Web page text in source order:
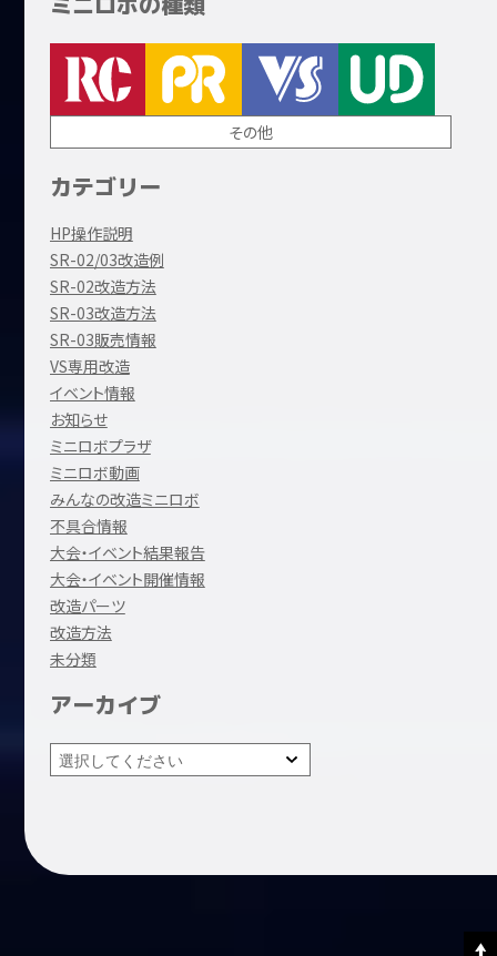
その他
カテゴリー
HP操作説明
SR-02/03改造例
SR-02改造方法
SR-03改造方法
SR-03販売情報
VS専用改造
イベント情報
お知らせ
ミニロボプラザ
ミニロボ動画
みんなの改造ミニロボ
不具合情報
大会・イベント結果報告
大会・イベント開催情報
改造パーツ
改造方法
未分類
アーカイブ